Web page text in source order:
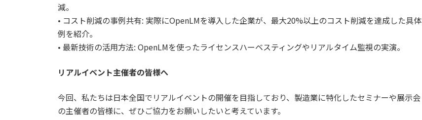
減。
• コスト削減の事例共有: 実際にOpenLMを導入した企業が、最大20%以上のコスト削減を達成した具体
例を紹介。
• 最新技術の活用方法: OpenLMを使ったライセンスハーベスティングやリアルタイム監視の実演。
リアルイベント主催者の皆様へ
今回、私たちは日本全国でリアルイベントの開催を目指しており、製造業に特化したセミナーや展示会
の主催者の皆様に、ぜひご協力をお願いしたいと考えています。